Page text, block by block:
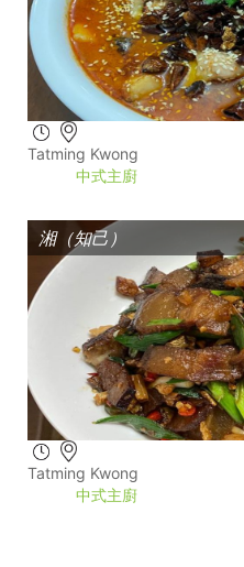
Tatming Kwong
中式主廚
湘（知己）
Tatming Kwong
中式主廚